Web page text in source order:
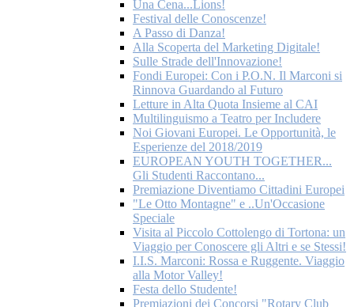
Una Cena...Lions!
Festival delle Conoscenze!
A Passo di Danza!
Alla Scoperta del Marketing Digitale!
Sulle Strade dell'Innovazione!
Fondi Europei: Con i P.O.N. Il Marconi si
Rinnova Guardando al Futuro
Letture in Alta Quota Insieme al CAI
Multilinguismo a Teatro per Includere
Noi Giovani Europei. Le Opportunità, le
Esperienze del 2018/2019
EUROPEAN YOUTH TOGETHER...
Gli Studenti Raccontano...
Premiazione Diventiamo Cittadini Europei
"Le Otto Montagne" e ..Un'Occasione
Speciale
Visita al Piccolo Cottolengo di Tortona: un
Viaggio per Conoscere gli Altri e se Stessi!
I.I.S. Marconi: Rossa e Ruggente. Viaggio
alla Motor Valley!
Festa dello Studente!
Premiazioni dei Concorsi "Rotary Club